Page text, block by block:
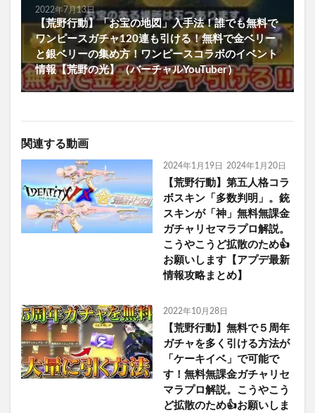
2022年7月13日
【荒野行動】「お宝の地図」入手法！誰でも無料で
ワンピースガチャ120連も引ける！無料で金ベリー
と銀ベリーの集め方！ワンピースコラボのイベント
情報【荒野の光】（バーチャルYouTuber）
関連する動画
2024年1月19日 2024年1月20日
【荒野行動】第五人格コラ
ボスキン「多数判明」。銃
スキンが「神」無料無課金
ガチャリセマラプロ解説。
こうやこうど拡散のため👍
お願いします【アプデ最新
情報攻略まとめ】
2022年10月28日
【荒野行動】無料で５周年
ガチャを多く引ける方法が
「ケーキイベ」で可能で
す！無料無課金ガチャリセ
マラプロ解説。こうやこう
ど拡散のため👍お願いしま